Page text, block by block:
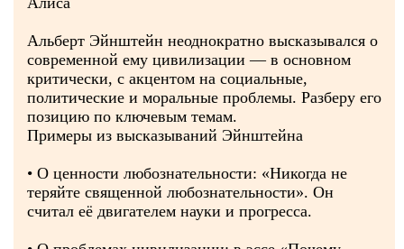
Альберт Эйнштейн неоднократно высказывался о
современной ему цивилизации — в основном
критически, с акцентом на социальные,
политические и моральные проблемы. Разберу его
позицию по ключевым темам.
Примеры из высказываний Эйнштейна
• О ценности любознательности: «Никогда не
теряйте священной любознательности». Он
считал её двигателем науки и прогресса.